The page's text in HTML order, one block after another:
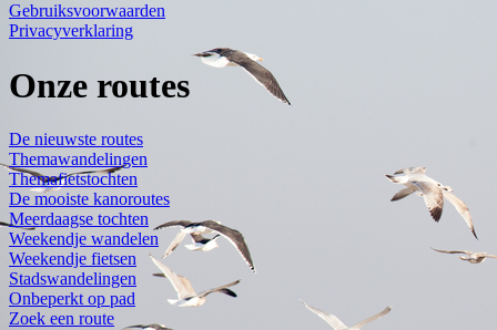
Gebruiksvoorwaarden
Privacyverklaring
Onze routes
De nieuwste routes
Themawandelingen
Themafietstochten
De mooiste kanoroutes
Meerdaagse tochten
Weekendje wandelen
Weekendje fietsen
Stadswandelingen
Onbeperkt op pad
Zoek een route